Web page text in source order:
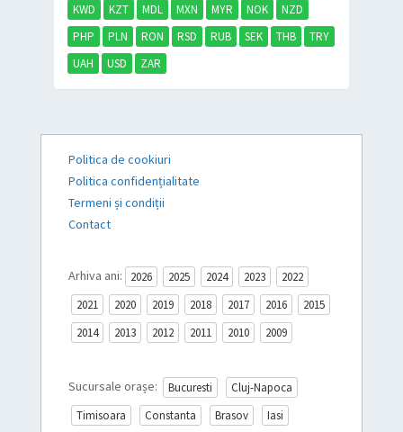
KWD
KZT MDL MXN MYR NOK
NZD
PHP
PLN RON RSD RUB SEK THB
TRY
UAH
USD ZAR
Politica de cookiuri
Politica confidențialitate
Termeni și condiții
Contact
Arhiva ani: 2026 2025 2024 2023
2022
2021
2020 2019 2018 2017 2016
2015
2014
2013 2012 2011 2010 2009
Sucursale orașe: Bucuresti
Cluj-Napoca
Timisoara
Constanta Brasov Iasi